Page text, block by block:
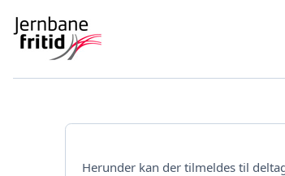
Herunder kan der tilmeldes til